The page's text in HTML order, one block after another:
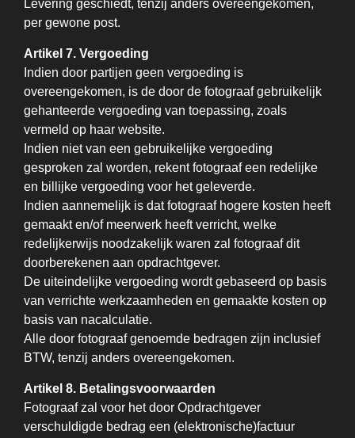
Levering geschiedt, tenzij anders overeengekomen,
per gewone post.
Artikel 7. Vergoeding
Indien door partijen geen vergoeding is
overeengekomen, is de door de fotograaf gebruikelijk
gehanteerde vergoeding van toepassing, zoals
vermeld op haar website.
Indien niet van een gebruikelijke vergoeding
gesproken zal worden, rekent fotograaf een redelijke
en billijke vergoeding voor het geleverde.
Indien aannemelijk is dat fotograaf hogere kosten heeft
gemaakt en/of meerwerk heeft verricht, welke
redelijkerwijs noodzakelijk waren zal fotograaf dit
doorberekenen aan opdrachtgever.
De uiteindelijke vergoeding wordt gebaseerd op basis
van verrichte werkzaamheden en gemaakte kosten op
basis van nacalculatie.
Alle door fotograaf genoemde bedragen zijn inclusief
BTW, tenzij anders overeengekomen.
Artikel 8. Betalingsvoorwaarden
Fotograaf zal voor het door Opdrachtgever
verschuldigde bedrag een (elektronische)factuur